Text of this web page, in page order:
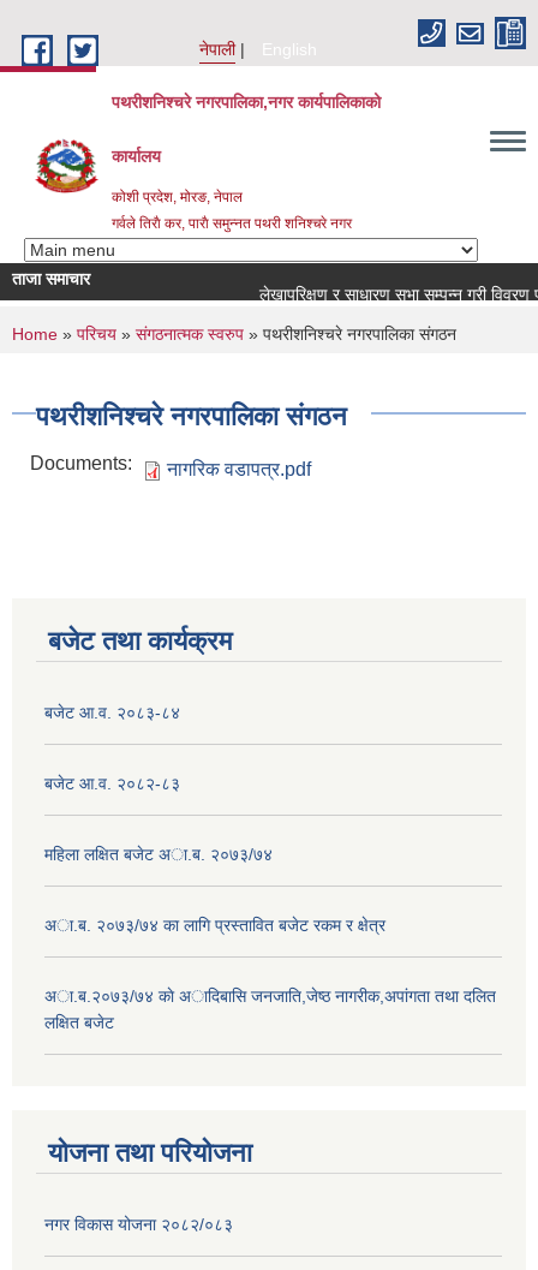
नेपाली
English
पथरीशनिश्चरे नगरपालिका,नगर कार्यपालिकाको
कार्यालय
कोशी प्रदेश, मोरङ, नेपाल
गर्वले तिराै कर, पाराै समुन्नत पथरी शनिश्चरे नगर
ताजा समाचार
लेखापरिक्षण र साधारण सभा सम्पन्न गरी विवरण
You are here
Home » परिचय » संगठनात्मक स्वरुप » पथरीशनिश्चरे नगरपालिका संगठन
पथरीशनिश्चरे नगरपालिका संगठन
Documents: नागरिक वडापत्र.pdf
बजेट तथा कार्यक्रम
बजेट आ.व. २०८३-८४
बजेट आ.व. २०८२-८३
महिला लक्षित बजेट अा.ब. २०७३/७४
अा.ब. २०७३/७४ का लागि प्रस्तावित बजेट रकम र क्षेत्र
अा.ब.२०७३/७४ काे अादिबासि जनजाति,जेष्ठ नागरीक,अपांगता तथा दलित
लक्षित बजेट
योजना तथा परियोजना
नगर विकास योजना २०८२/०८३